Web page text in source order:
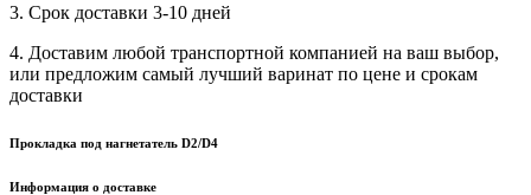
3. Срок доставки 3-10 дней
4. Доставим любой транспортной компанией на ваш выбор,
или предложим самый лучший варинат по цене и срокам
доставки
Прокладка под нагнетатель D2/D4
Информация о доставке